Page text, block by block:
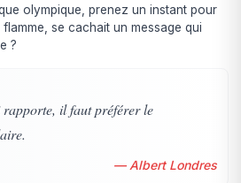
olympique, prenez un instant pour
se cachait un message qui
?
il faut préférer le
— Albert Londres